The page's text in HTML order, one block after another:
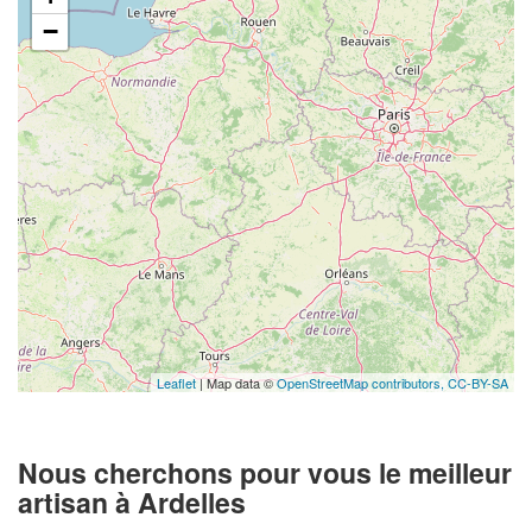
−
Leaflet| Map data ©OpenStreetMap contributors, CC-BY-SA
Nous cherchons pour vous le meilleur
artisan à Ardelles